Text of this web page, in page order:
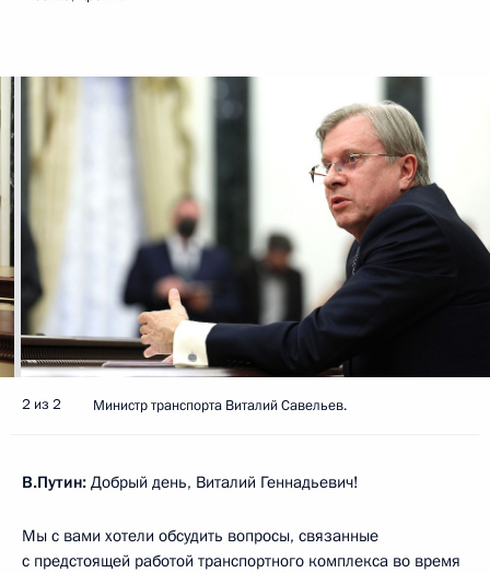
2 из 2 Министр транспорта Виталий Савельев.
В.Путин: Добрый день, Виталий Геннадьевич!
Мы с вами хотели обсудить вопросы, связанные
с предстоящей работой транспортного комплекса во время